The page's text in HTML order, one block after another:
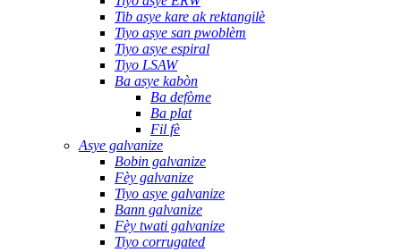
Tib asye kare ak rektangilè
Tiyo asye san pwoblèm
Tiyo asye espiral
Tiyo LSAW
Ba asye kabòn
Ba defòme
Ba plat
Fil fè
Asye galvanize
Bobin galvanize
Fèy galvanize
Tiyo asye galvanize
Bann galvanize
Fèy twati galvanize
Tiyo corrugated